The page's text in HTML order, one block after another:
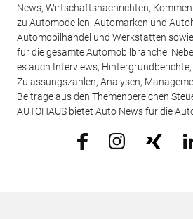
News, Wirtschaftsnachrichten,
zu Automodellen, Automarken und
Automobilhandel und Werkstätten
für die gesamte Automobilbranche.
es auch Interviews,
Zulassungszahlen, Analysen,
Beiträge aus den Themenbereichen
AUTOHAUS bietet Auto News für die